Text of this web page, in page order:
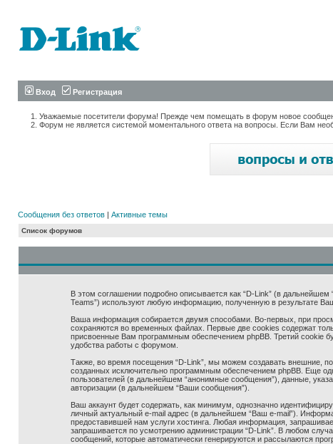
Вход Регистрация
Уважаемые посетители форума! Прежде чем помещать в форум новое
Форум не является системой моментального ответа на вопросы. Если Вам
Сообщения без ответов | Активные темы
Список форумов
В этом соглашении подробно описывается как “D-Link” (в дальнейшем
Teams”) используют любую информацию, полученную в результате
Ваша информация собирается двумя способами. Во-первых, при
сохраняются во временных файлах. Первые две cookies содержат
присвоенные Вам программным обеспечением phpBB. Третий cookie
удобства работы с форумом.
Также, во время посещения “D-Link”, мы можем создавать внешние,
созданных исключительно программным обеспечением phpBB. Еще
пользователей (в дальнейшем “анонимные сообщения”), данные,
авторизации (в дальнейшем “Ваши сообщения”).
Ваш аккаунт будет содержать, как минимум, однозначно
личный актуальный e-mail адрес (в дальнейшем “Ваш e-mail”).
предоставившей нам услуги хостинга. Любая информация,
запрашивается по усмотрению администрации “D-Link”. В любом
сообщений, которые автоматически генерируются и рассылаются